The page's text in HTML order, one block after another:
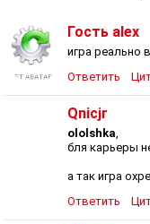
Гость alex
игра реально
Ответить
Qnicjr
ololshka,
бля карьеры
а так игра
Ответить